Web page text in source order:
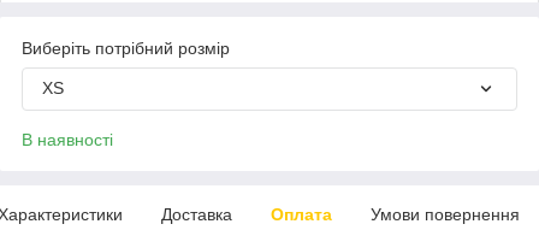
Виберіть потрібний розмір
XS
В наявності
Доставка Оплата Умови повернення